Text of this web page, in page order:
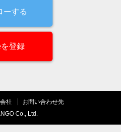
ーする
登録
社
お問い合わせ先
Co., Ltd.